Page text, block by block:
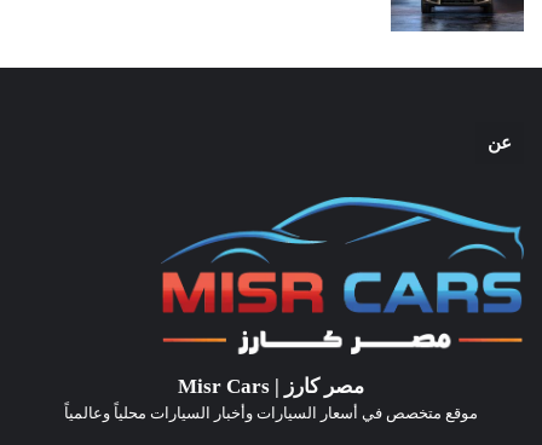
عن
مصر كارز | Misr Cars
موقع متخصص في أسعار السيارات وأخبار السيارات محلياً وعالمياً